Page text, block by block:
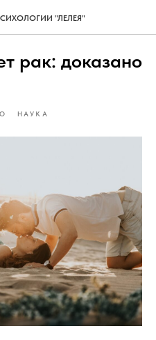
"ЛЕЛЕЯ"
рак: доказано
НАУКА